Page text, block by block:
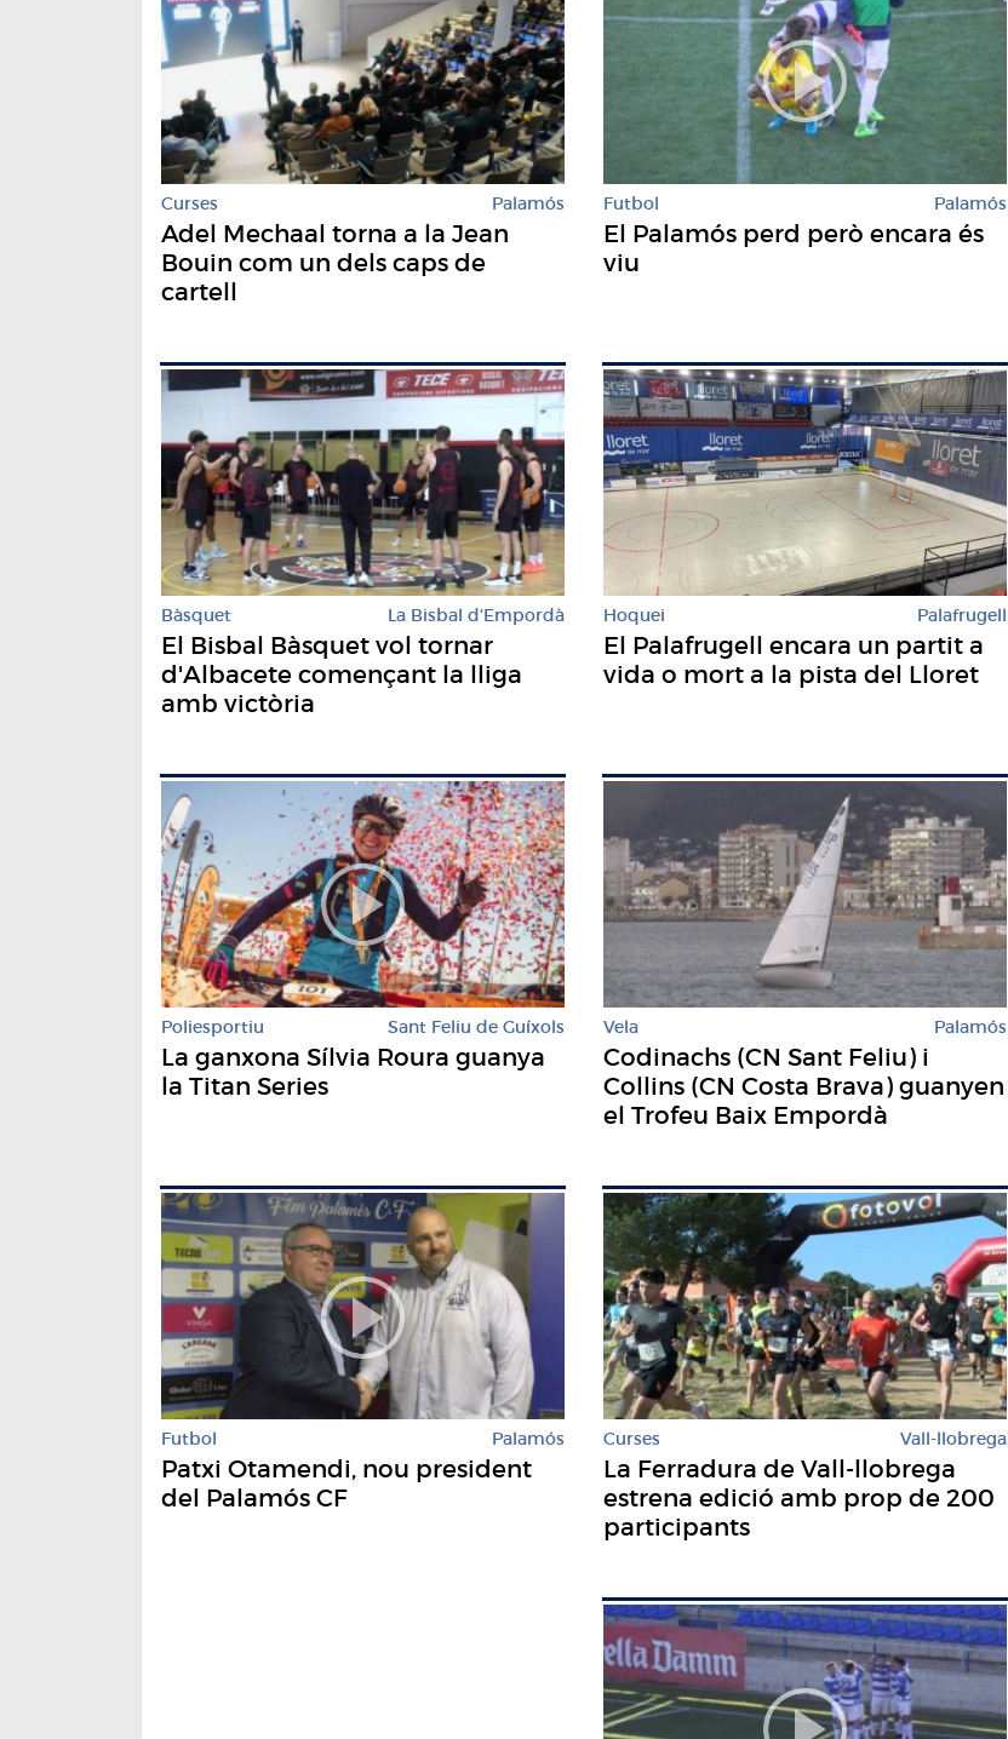
Curses Palamós
Adel Mechaal torna a la Jean
Bouin com un dels caps de
cartell
Futbol Palamós
El Palamós perd però encara és
viu
Bàsquet La Bisbal d'Empordà
El Bisbal Bàsquet vol tornar
d'Albacete començant la lliga
amb victòria
Hoquei Palafrugell
El Palafrugell encara un partit a
vida o mort a la pista del Lloret
Poliesportiu Sant Feliu de Guíxols
La ganxona Sílvia Roura guanya
la Titan Series
Vela Palamós
Codinachs (CN Sant Feliu) i
Collins (CN Costa Brava) guanyen
el Trofeu Baix Empordà
Futbol Palamós
Patxi Otamendi, nou president
del Palamós CF
Curses Vall-llobrega
La Ferradura de Vall-llobrega
estrena edició amb prop de 200
participants